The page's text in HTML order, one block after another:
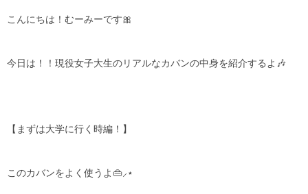
こんにちは！むーみーです🎀
今日は！！現役女子大生のリアルなカバンの中身を紹介するよ🎶
【まずは大学に行く時編！】
このカバンをよく使うよ👜︎⸝‍⋆